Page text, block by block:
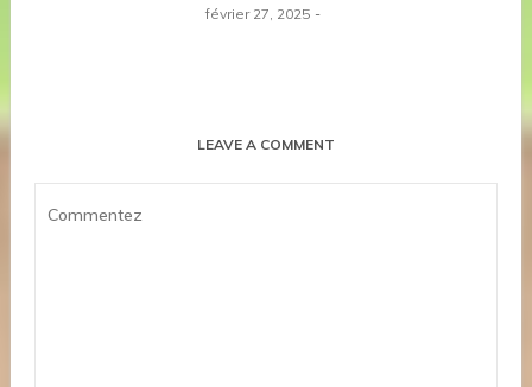
février 27, 2025
LEAVE A COMMENT